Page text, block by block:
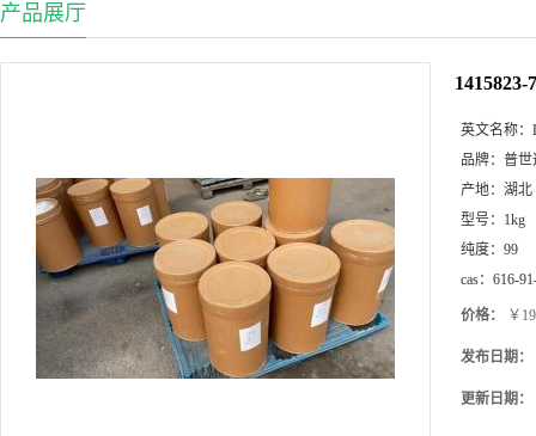
产品展厅
英文名称：
品牌： 普世
产地： 湖北
型号： 1kg
纯度： 99
cas： 616-
价格： ￥
发布日期：
更新日期：